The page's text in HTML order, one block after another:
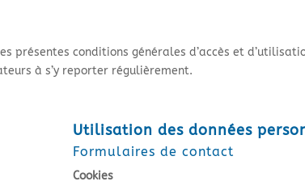
présentes conditions générales d’accès et
à s’y reporter régulièrement.
Utilisation des données
Formulaires de contact
Cookies